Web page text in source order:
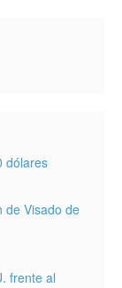
dólares
de Visado de
frente al